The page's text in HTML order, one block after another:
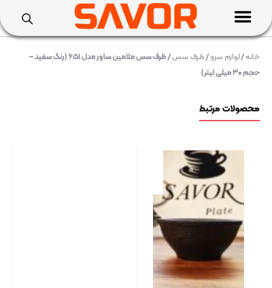
خانه/لوازم سرو/ظرف سس
/ ظرف سس ملامین ساور مدل ۶۵۱ (رنگ سفید –
حجم ۳۰ میلی لیتر)
محصولات مرتبط